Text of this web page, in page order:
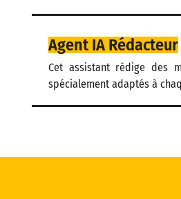
Agent IA Rédacteur
Cet assistant rédige des
spécialement adaptés à